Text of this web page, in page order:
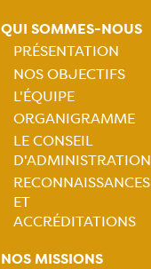
QUI SOMMES-NOUS
Navigation
principale
PRÉSENTATION
NOS OBJECTIFS
L'ÉQUIPE
ORGANIGRAMME
LE CONSEIL
D'ADMINISTRATION
RECONNAISSANCES
ET
ACCRÉDITATIONS
NOS MISSIONS